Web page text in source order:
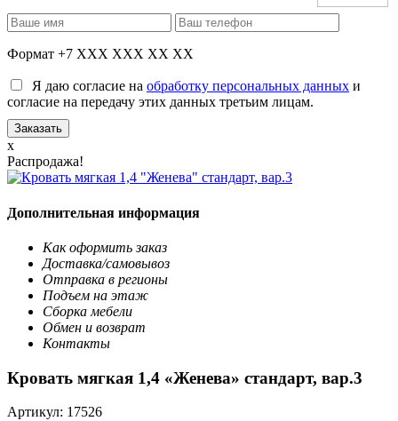
Формат +7 XXX XXX XX XX
Я даю согласие на обработку персональных данных и
согласие на передачу этих данных третьим лицам.
x
Распродажа!
Дополнительная информация
Как оформить заказ
Доставка/самовывоз
Отправка в регионы
Подъем на этаж
Сборка мебели
Обмен и возврат
Контакты
Кровать мягкая 1,4 «Женева» стандарт, вар.3
Артикул: 17526